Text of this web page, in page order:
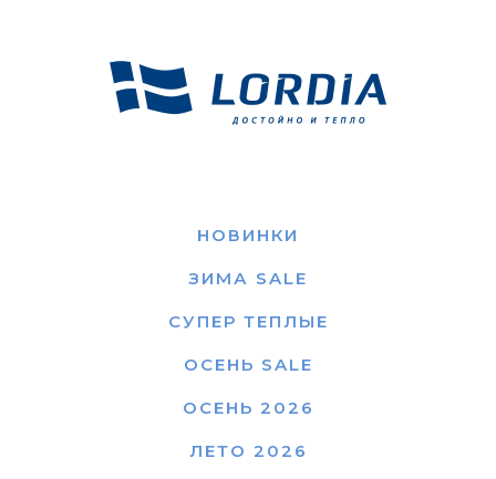
НОВИНКИ
ЗИМА SALE
СУПЕР ТЕПЛЫЕ
ОСЕНЬ SALE
ОСЕНЬ 2026
ЛЕТО 2026